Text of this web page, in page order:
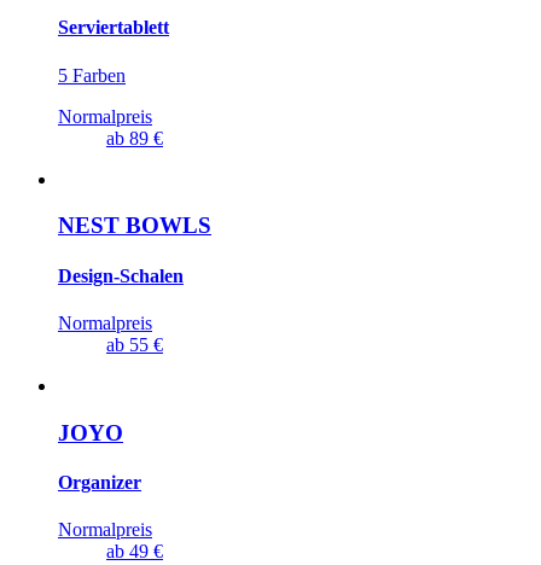
Serviertablett
5 Farben
Normalpreis
ab 89 €
NEST BOWLS
Design-Schalen
Normalpreis
ab 55 €
JOYO
Organizer
Normalpreis
ab 49 €